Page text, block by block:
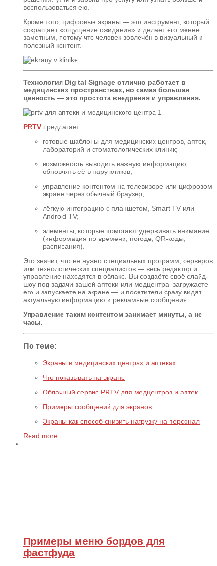
воспользоваться ею.
Кроме того, цифровые экраны — это инструмент, который
сокращает «ощущение ожидания» и делает его менее
заметным, потому что человек вовлечён в визуальный и
полезный контент.
Технология Digital Signage отлично работает в
медицинских пространствах, но самая большая
ценность — это простота внедрения и управления.
PRTV предлагает:
готовые шаблоны для медицинских центров, аптек,
лабораторий и стоматологических клиник;
возможность выводить важную информацию,
обновлять её в пару кликов;
управление контентом на телевизоре или цифровом
экране через обычный браузер;
лёгкую интеграцию с планшетом, Smart TV или
Android TV;
элементы, которые помогают удерживать внимание
(информация по времени, погоде, QR-коды,
расписания).
Это значит, что не нужно специальных программ, серверов
или технологических специалистов — весь редактор и
управление находятся в облаке. Вы создаёте своё слайд-
шоу под задачи вашей аптеки или медцентра, загружаете
его и запускаете на экране — и посетители сразу видят
актуальную информацию и рекламные сообщения.
Управление таким контентом занимает минуты, а не
часы.
По теме:
Экраны в медицинских центрах и аптеках
Что показывать на экране
Облачный сервис PRTV для медцентров и аптек
Примеры сообщений для экранов
Экраны как способ снизить нагрузку на персонал
Read more
Примеры меню бордов для
фастфуда